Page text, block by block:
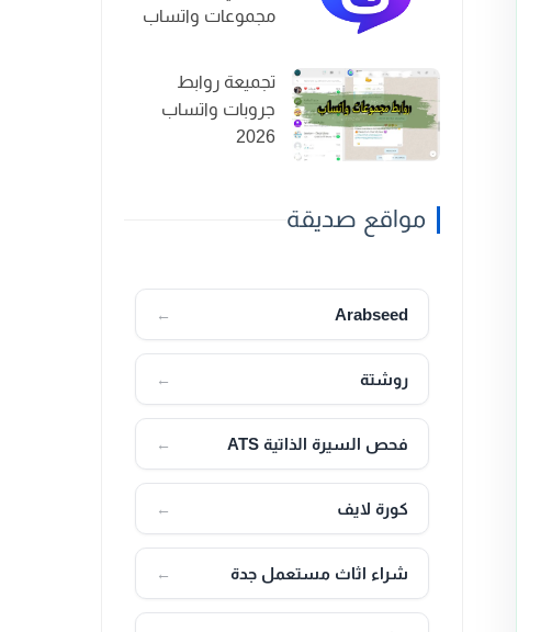
مجموعات واتساب
تجميعة روابط
جروبات واتساب
2026
مواقع صديقة
Arabseed
←
روشتة ←
فحص السيرة الذاتية ATS ←
كورة لايف ←
شراء اثاث مستعمل جدة ←